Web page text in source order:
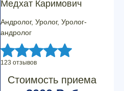
Медхат Каримович
Андролог, Уролог, Уролог-
андролог
123 отзывов
Стоимость приема